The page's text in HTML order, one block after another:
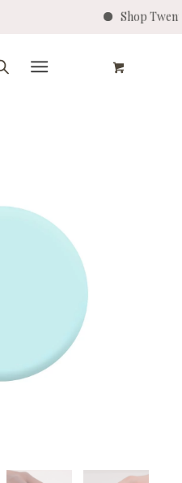
Shop